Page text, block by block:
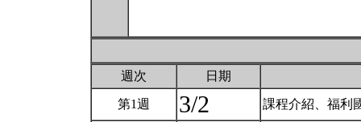
週次 日期
第1週 3/2 課程介紹、福利